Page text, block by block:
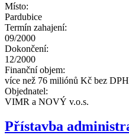
Místo:
Pardubice
Termín zahajení:
09/2000
Dokončení:
12/2000
Finanční objem:
více než 76 miliónů Kč bez DPH
Objednatel:
VIMR a NOVÝ v.o.s.
Přístavba